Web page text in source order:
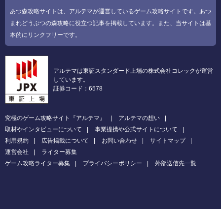
あつ森攻略サイトは、アルテマが運営しているゲーム攻略サイトです。あつ
まれどうぶつの森攻略に役立つ記事を掲載しています。また、当サイトは基
本的にリンクフリーです。
アルテマは東証スタンダード上場の株式会社コレックが運営
しています。
証券コード：6578
究極のゲーム攻略サイト『アルテマ』
アルテマの想い
取材やインタビューについて
事業提携や公式サイトについて
利用規約
広告掲載について お問い合わせ
サイトマップ
運営会社
ライター募集
ゲーム攻略ライター募集
プライバシーポリシー 外部送信先一覧